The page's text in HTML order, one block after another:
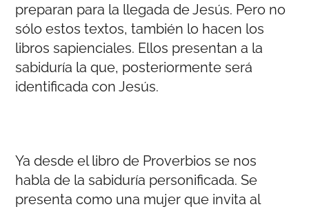
preparan para la llegada de Jesús. Pero no
sólo estos textos, también lo hacen los
libros sapienciales. Ellos presentan a la
sabiduría la que, posteriormente será
identificada con Jesús.
Ya desde el libro de Proverbios se nos
habla de la sabiduría personificada. Se
presenta como una mujer que invita al